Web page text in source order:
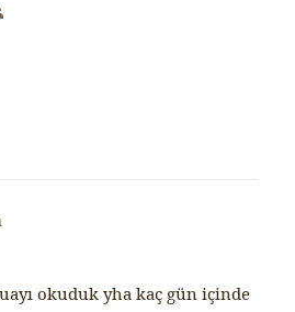
okuduk yha kaç gün içinde